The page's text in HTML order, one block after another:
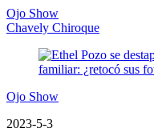
Ojo Show
Chavely Chiroque
Ojo Show
2023-5-3